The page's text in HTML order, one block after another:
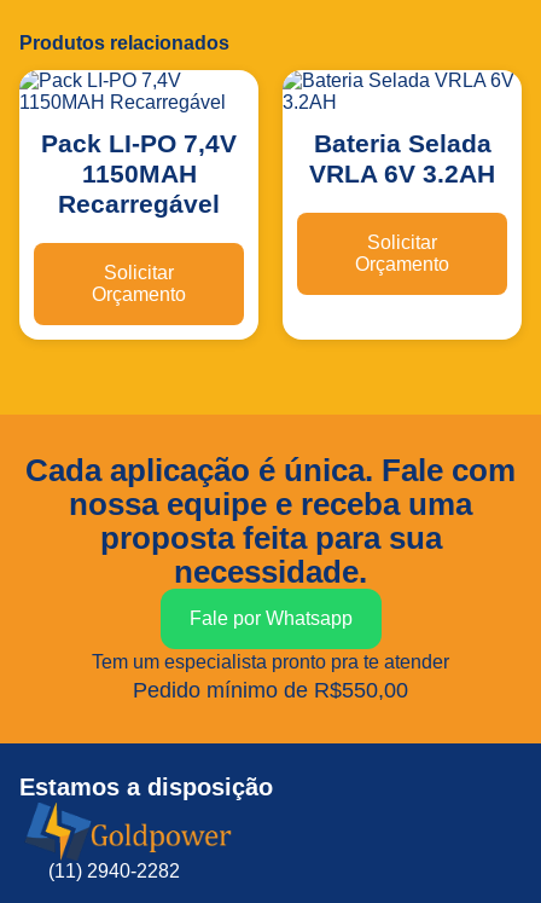
Produtos relacionados
Pack LI-PO 7,4V
1150MAH
Recarregável
Solicitar
Orçamento
Bateria Selada
VRLA 6V 3.2AH
Solicitar
Orçamento
Cada aplicação é única. Fale com
nossa equipe e receba uma
proposta feita para sua
necessidade.
Fale por Whatsapp
Tem um especialista pronto pra te atender
Pedido mínimo de R$550,00
Estamos a disposição
(11) 2940-2282